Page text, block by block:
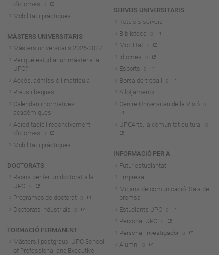
d'idiomes
Mobilitat i pràctiques
MÀSTERS UNIVERSITARIS
Màsters universitaris 2026-2027
Per què estudiar un màster a la
UPC?
Accés, admissió i matrícula
Preus i beques
Calendari i normatives
acadèmiques
Acreditació i reconeixement
d'idiomes
Mobilitat i pràctiques
DOCTORATS
Raons per fer un doctorat a la
UPC
Programes de doctorat
Doctorats industrials
FORMACIÓ PERMANENT
Màsters i postgraus. UPC School
of Professional and Executive
SERVEIS UNIVERSITARIS
Tots els serveis
Biblioteca
Mobilitat
Idiomes
Esports
Borsa de treball
Allotjaments
Centre Universitari de la Visió
UPCArts, la comunitat cultural
INFORMACIÓ PER A
Futur estudiantat
Empresa
Mitjans de comunicació. Sala de
premsa
Estudiants UPC
Personal UPC
Personal investigador
Alumni